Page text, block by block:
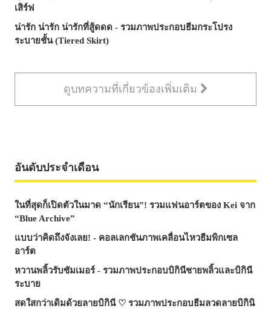
เสิร์ฟ
น่ารัก น่ารัก น่ารักที่สู้ดดด - รวมภาพประกอบธีมกระโปรง
ระบายชั้น (Tiered Skirt)
ดูบทความที่เกี่ยวข้องเพิ่มเติม
อันดับประจำเดือน
ในที่สุดก็เปิดตัวในมาด “นักเรียน”! รวมแฟนอาร์ตของ Kei จาก
“Blue Archive”
แบบว่าคิดถึงจังเลย! - คอลเลกชันภาพเคลื่อนไหวธีมพิกเซล
อาร์ต
หวานพลิ้วรับซัมเมอร์ - รวมภาพประกอบบิกินีชายพลิ้วและบิกินี
ระบาย
สดใสกว่าเดิมด้วยลายบิกินี ♡ รวมภาพประกอบธีมลวดลายบิกินิ